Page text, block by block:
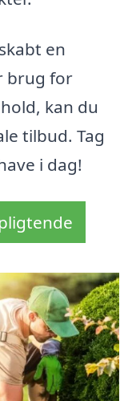
en
brug for
kan du
tilbud. Tag
i dag!